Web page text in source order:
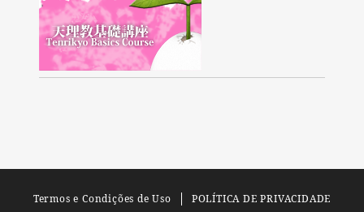
Termos e Condições de Uso POLÍTICA DE PRIVACIDADE